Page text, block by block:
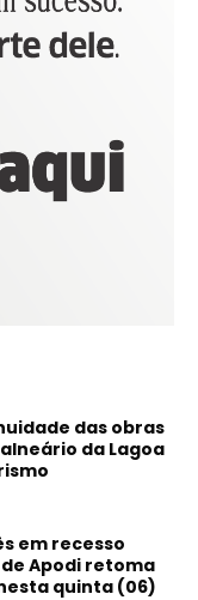
das obras
da Lagoa
em recesso
Apodi retoma
quinta (06)